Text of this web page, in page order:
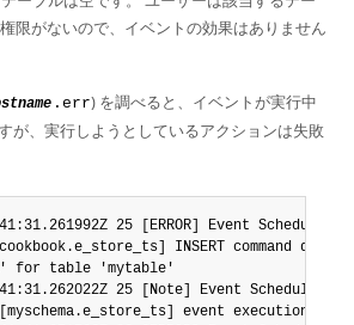
権限がないので、イベントの効果はありません
.err) を調べると、イベントが実行中
が、実行しようとしているアクションは失敗
25 [ERROR] Event Scheduler:
INSERT command
for table 'mytable'
25 [Note] Event Scheduler:
event execution